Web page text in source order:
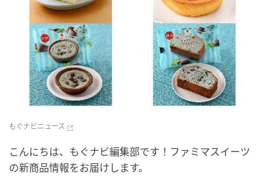
もぐナビニュース
こんにちは、もぐナビ編集部です！ファミマスイーツ
の新商品情報をお届けします。